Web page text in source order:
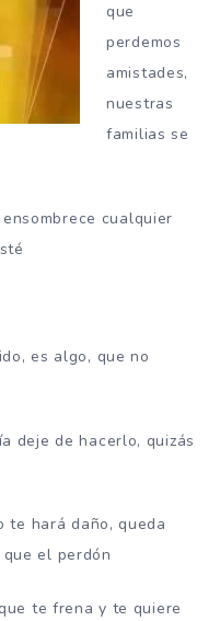
que
perdemos
amistades,
nuestras
familias se
cualquier
es algo, que no
deje de hacerlo, quizás
te hará daño, queda
el perdón
te frena y te quiere